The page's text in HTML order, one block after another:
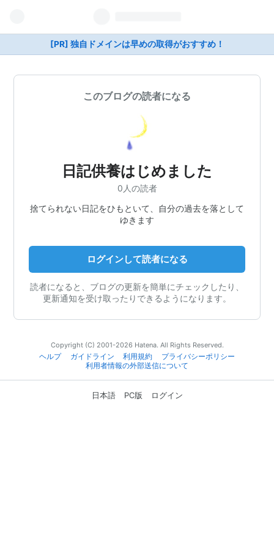
[PR] 独自ドメインは早めの取得がおすすめ！
このブログの読者になる
日記供養はじめました
0人の読者
捨てられない日記をひもといて、自分の過去を落として
ゆきます
ログインして読者になる
読者になると、ブログの更新を簡単にチェックしたり、
更新通知を受け取ったりできるようになります。
Copyright (C) 2001-2026 Hatena. All Rights Reserved.
ヘルプ
ガイドライン 利用規約
プライバシーポリシー
利用者情報の外部送信について
日本語 PC版 ログイン